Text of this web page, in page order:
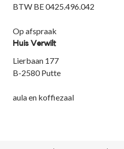
BTW BE 0425.496.042
Op afspraak
Huis Verwilt
Lierbaan 177
B-2580 Putte
aula en koffiezaal